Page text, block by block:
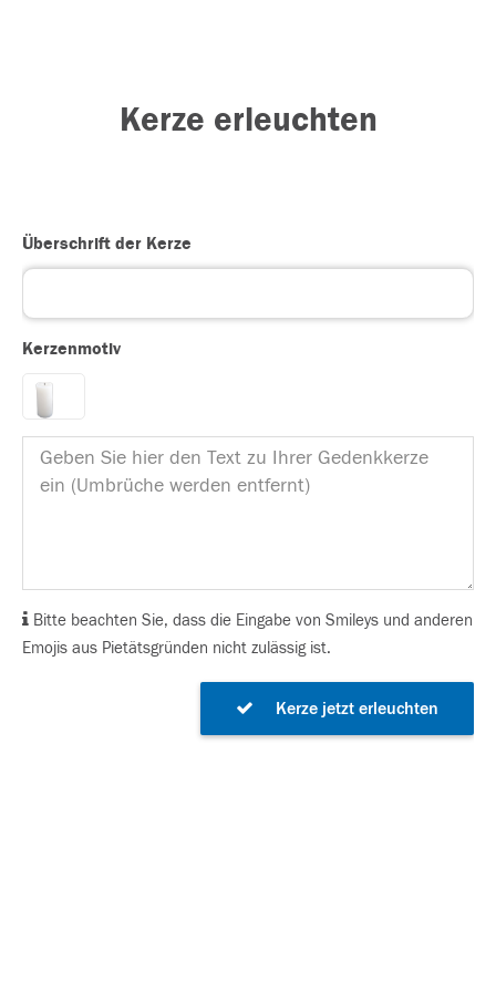
Kerze erleuchten
Überschrift der Kerze
Kerzenmotiv
Bitte beachten Sie, dass die Eingabe von Smileys und anderen
Emojis aus Pietätsgründen nicht zulässig ist.
Kerze jetzt erleuchten